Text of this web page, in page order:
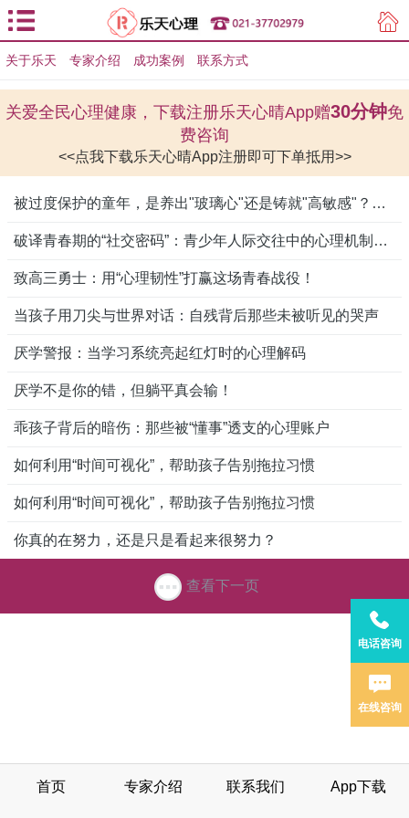
用户登录
关于乐天 专家介绍 成功案例 联系方式
关爱全民心理健康，下载注册乐天心晴App赠30分钟免
费咨询
<<点我下载乐天心晴App注册即可下单抵用>>
被过度保护的童年，是养出"玻璃心"还是铸就"高敏感"？真相比你想象更复杂
破译青春期的“社交密码”：青少年人际交往中的心理机制与成长突围
致高三勇士：用“心理韧性”打赢这场青春战役！
当孩子用刀尖与世界对话：自残背后那些未被听见的哭声
厌学警报：当学习系统亮起红灯时的心理解码
厌学不是你的错，但躺平真会输！
乖孩子背后的暗伤：那些被“懂事”透支的心理账户
如何利用“时间可视化”，帮助孩子告别拖拉习惯
如何利用“时间可视化”，帮助孩子告别拖拉习惯
你真的在努力，还是只是看起来很努力？
查看下一页
电话咨询
在线咨询
首页 专家介绍 联系我们 App下载